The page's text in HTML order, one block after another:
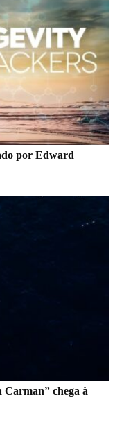
por Edward
chega à